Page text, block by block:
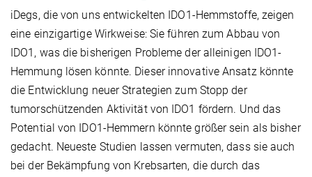
iDegs, die von uns entwickelten IDO1-Hemmstoffe, zeigen
eine einzigartige Wirkweise: Sie führen zum Abbau von
IDO1, was die bisherigen Probleme der alleinigen IDO1-
Hemmung lösen könnte. Dieser innovative Ansatz könnte
die Entwicklung neuer Strategien zum Stopp der
tumorschützenden Aktivität von IDO1 fördern. Und das
Potential von IDO1-Hemmern könnte größer sein als bisher
gedacht. Neueste Studien lassen vermuten, dass sie auch
bei der Bekämpfung von Krebsarten, die durch das